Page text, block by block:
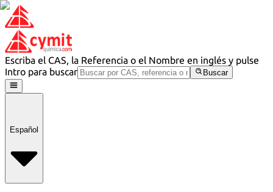
Escriba el CAS, la Referencia o el Nombre en inglés y pulse
Intro para buscar
Buscar
Español